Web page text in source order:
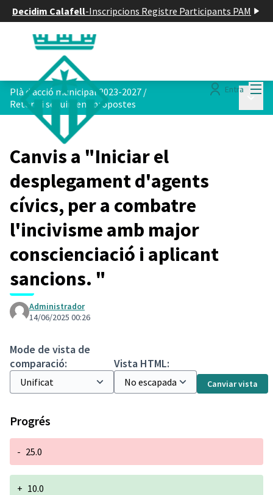
Decidim Calafell-Inscripcions Registre Participants PAM
Entra
Plà d acció municipal 2023-2027 /
Retorn i seguiment propostes
Canvis a "Iniciar el
desplegament d'agents
cívics, per a combatre
l'incivisme amb major
conscienciació i aplicant
sancions. "
Administrador
14/06/2025 00:26
Mode de vista de
comparació:
Vista HTML:
Canviar vista
Progrés
- 25.0
+ 10.0